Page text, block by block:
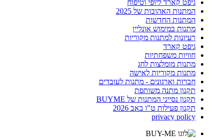
גיפט קארד ליופי וטיפוח
המתנות האהובות של 2025
המתנות החדשות
מתנות במימוש אונליין
רעיונות למתנות מקוריות
גיפט קארד
חוויות משפחתיות
מתנות מומלצות לחג
מתנות מקוריות לאישה
חברות וארגונים - מתנות לעובדים
תקנון מתנה משותפת
תקנון נסייני המתנות של BUYME
תקנון פעילות ט"ו באב 2026
privacy policy